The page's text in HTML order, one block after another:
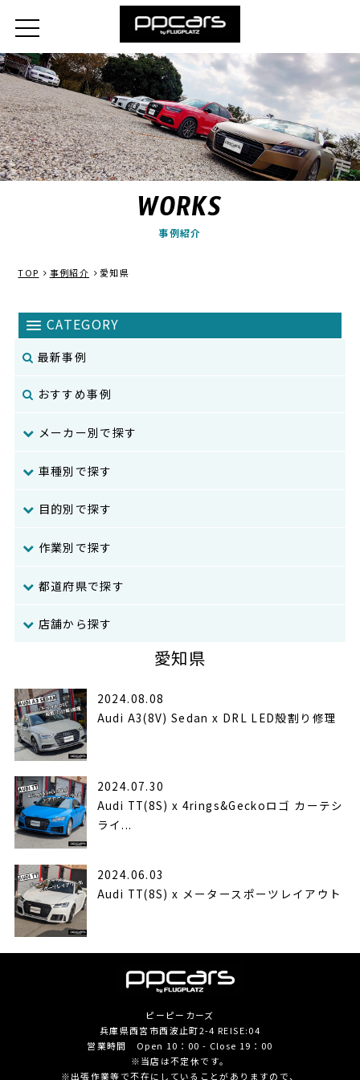
WORKS
事例紹介
TOP 事例紹介 愛知県
最新事例
おすすめ事例
メーカー別で探す
車種別で探す
目的別で探す
作業別で探す
都道府県で探す
店舗から探す
愛知県
2024.08.08
Audi A3(8V) Sedan x DRL LED殻割り修理
2024.07.30
Audi TT(8S) x 4rings&Geckoロゴ カーテシ
ライ...
2024.06.03
Audi TT(8S) x メータースポーツレイアウト
ピーピーカーズ
兵庫県西宮市西波止町2-4 REISE:04
営業時間 Open 10：00 - Close 19：00
※当店は不定休です。
※出張作業等で不在にしていることがありますので、